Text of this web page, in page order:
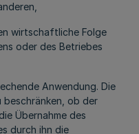
wirtschaftliche Folge
oder des Betriebes
Anwendung. Die
ob der
Übernahme des
durch ihn die